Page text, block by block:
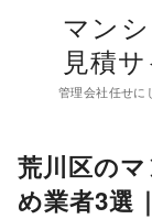
マン
見積
管理会社任せに
荒川区の
め業者3選